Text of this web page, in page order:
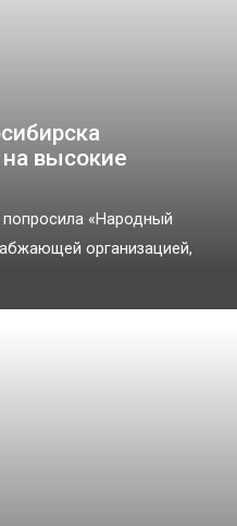
высокие
попросила «Народный
организацией,